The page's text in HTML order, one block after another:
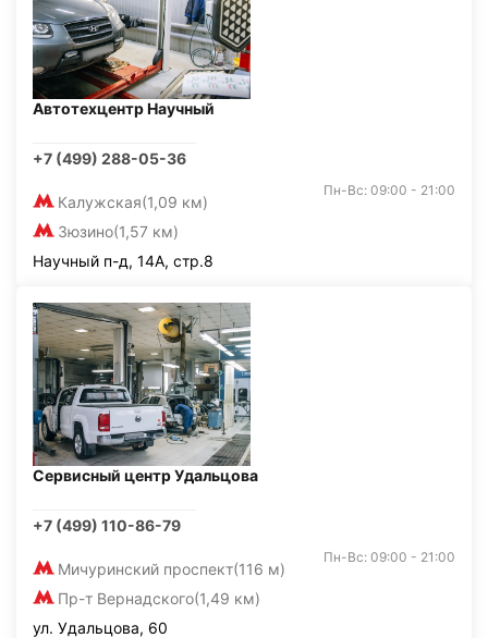
Автотехцентр Научный
+7 (499) 288-05-36
Калужская(1,09 км)
Зюзино(1,57 км)
Пн-Вс: 09:00 - 21:00
Научный п-д, 14А, стр.8
Сервисный центр Удальцова
+7 (499) 110-86-79
Мичуринский проспект(116 м)
Пр-т Вернадского(1,49 км)
Пн-Вс: 09:00 - 21:00
ул. Удальцова, 60